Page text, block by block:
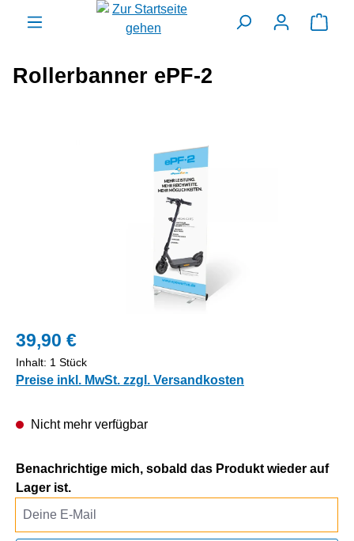
springen
Rollerbanner ePF-2
39,90 €
Inhalt: 1 Stück
Preise inkl. MwSt. zzgl. Versandkosten
Nicht mehr verfügbar
Benachrichtige mich, sobald das Produkt wieder auf
Lager ist.